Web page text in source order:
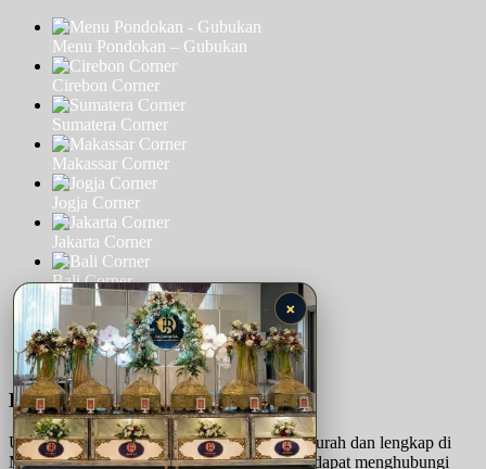
Menu Pondokan – Gubukan
Cirebon Corner
Sumatera Corner
Makassar Corner
Jogja Corner
Jakarta Corner
Bali Corner
Jatim Corner
Diamond Package
Bagaimana Cara Memesan?
Untuk memesan paketcatering prasmananmurah dan lengkap di
Malang dari jagarasa catering malang, Anda dapat menghubungi
×